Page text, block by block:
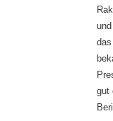
gut